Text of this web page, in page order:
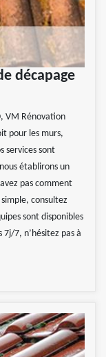
décapage
VM Rénovation
pour les murs,
services sont
établirons un
pas comment
consultez
sont disponibles
7, n’hésitez pas à